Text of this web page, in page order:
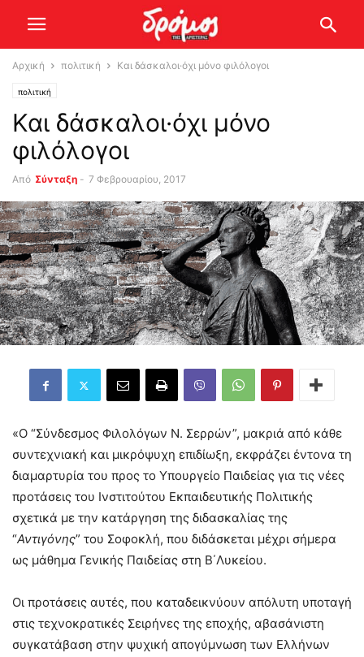
Αρχική πολιτική Και δάσκαλοι·όχι μόνο φιλόλογοι
πολιτική
Και δάσκαλοι·όχι μόνο
φιλόλογοι
Από Σύνταξη - 7 Φεβρουαρίου, 2017
«Ο “Σύνδεσμος Φιλολόγων Ν. Σερρών”, μακριά από κάθε
συντεχνιακή και μικρόψυχη επιδίωξη, εκφράζει έντονα τη
διαμαρτυρία του προς το Υπουργείο Παιδείας για τις νέες
προτάσεις του Ινστιτούτου Εκπαιδευτικής Πολιτικής
σχετικά με την κατάργηση της διδασκαλίας της
“Αντιγόνης” του Σοφοκλή, που διδάσκεται μέχρι σήμερα
ως μάθημα Γενικής Παιδείας στη Β΄Λυκείου.
Οι προτάσεις αυτές, που καταδεικνύουν απόλυτη υποταγή
στις τεχνοκρατικές Σειρήνες της εποχής, αβασάνιστη
συγκατάβαση στην ψυχική απογύμνωση των Ελλήνων